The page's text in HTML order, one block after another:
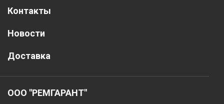
Контакты
Новости
Доставка
ООО "РЕМГАРАНТ"